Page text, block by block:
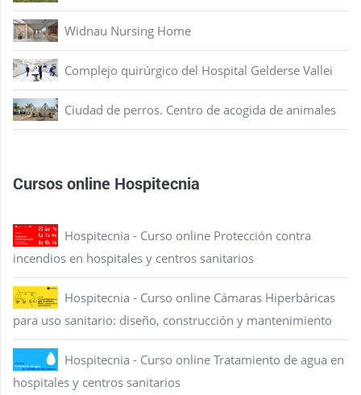
Widnau Nursing Home
Complejo quirúrgico del Hospital Gelderse Vallei
Ciudad de perros. Centro de acogida de animales
Cursos online Hospitecnia
Hospitecnia - Curso online Protección contra
incendios en hospitales y centros sanitarios
Hospitecnia - Curso online Cámaras Hiperbáricas
para uso sanitario: diseño, construcción y mantenimiento
Hospitecnia - Curso online Tratamiento de agua en
hospitales y centros sanitarios